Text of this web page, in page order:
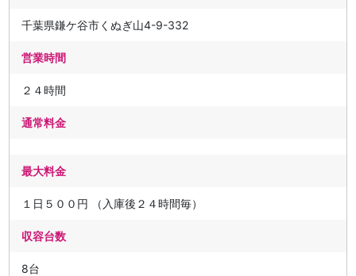
千葉県鎌ケ谷市くぬぎ山4-9-332
営業時間
２４時間
通常料金
最大料金
１日５００円 （入庫後２４時間毎）
収容台数
8台